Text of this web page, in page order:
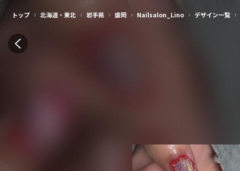
トップ › 北海道・東北 › 岩手県 › 盛岡 › Nailsalon_Lino › デザイン一覧 ›